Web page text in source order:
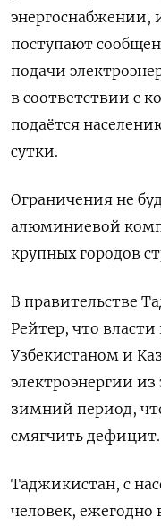
энергоснабжении,
поступают
подачи
в соответствии с
подаётся
сутки.
Ограничения не
алюминиевой
крупных городов
В правительстве
Рейтер, что
Узбекистаном и
электроэнергии
зимний период,
смягчить дефицит.
Таджикистан, с
человек,